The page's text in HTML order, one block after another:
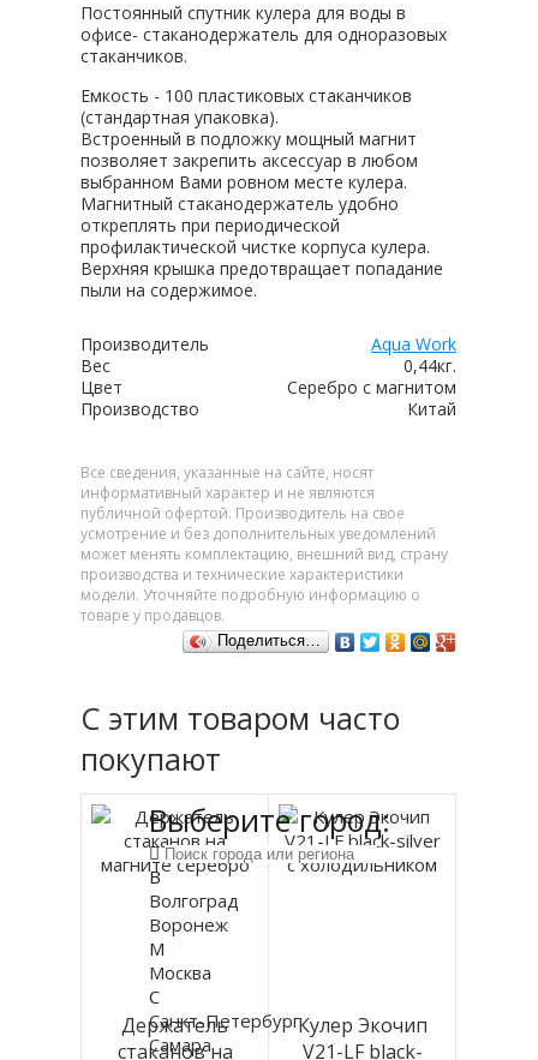
Постоянный спутник кулера для воды в
офисе- стаканодержатель для одноразовых
стаканчиков.
Емкость - 100 пластиковых стаканчиков
(стандартная упаковка).
Встроенный в подложку мощный магнит
позволяет закрепить аксессуар в любом
выбранном Вами ровном месте кулера.
Магнитный стаканодержатель удобно
откреплять при периодической
профилактической чистке корпуса кулера.
Верхняя крышка предотвращает попадание
пыли на содержимое.
Производитель
Aqua Work
Вес
0,44кг.
Цвет
Серебро с магнитом
Производство
Китай
Все сведения, указанные на сайте, носят
информативный характер и не являются
публичной офертой. Производитель на свое
усмотрение и без дополнительных уведомлений
может менять комплектацию, внешний вид, страну
производства и технические характеристики
модели. Уточняйте подробную информацию о
товаре у продавцов.
Поделиться…
С этим товаром часто
покупают
Держатель
стаканов на
Кулер Экочип
V21-LF black-
Выберите город:
В
Волгоград
Воронеж
М
Москва
С
Санкт-Петербург
Самара